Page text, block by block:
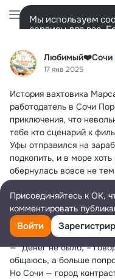
Любимый❤️Сочи
17 янв 2025
История вахтовика
работодатель в Сочи
приключения, что
тебе кто сценарий к
Уфы отправился на
подкопить, и в море
обернулась вовсе не
отваром из обмана и
Месяц он трудился на
кошельке. Поначалу
дружеских плеч ещё
пешком.
— “Денег не было, –
общаюсь, а больше
Но Сочи — город
Мы используем
сервисы для вас.
представитель.
Разрешить все
Лента Участники
Дополнительная
колонка
Всё32 827
Присоединяйтесь к ОК,
комментировать
Войти